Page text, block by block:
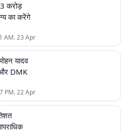
करोड़
का करेंगे
AM. 23 Apr
यादव
DMK
PM. 22 Apr